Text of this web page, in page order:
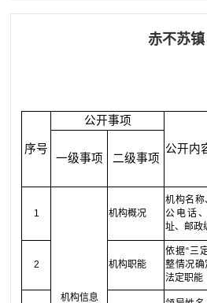
赤不苏镇
序号
公开事项
公开内
一级事项 二级事项
1
机构信息
机构概况
机构名
公电话
址、邮政
2 机构职能
依据“三
整情况
法定职能